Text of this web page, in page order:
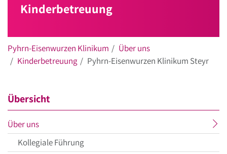
Kinderbetreuung
Pyhrn-Eisenwurzen Klinikum
Über uns
Kinderbetreuung
Pyhrn-Eisenwurzen Klinikum Steyr
Übersicht
Über unsaktueller
Menüpunkt
Kollegiale Führung